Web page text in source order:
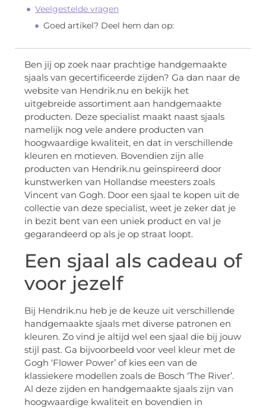
Veelgestelde vragen
Goed artikel? Deel hem dan op:
Ben jij op zoek naar prachtige handgemaakte
sjaals van gecertificeerde zijden? Ga dan naar de
website van Hendrik.nu en bekijk het
uitgebreide assortiment aan handgemaakte
producten. Deze specialist maakt naast sjaals
namelijk nog vele andere producten van
hoogwaardige kwaliteit, en dat in verschillende
kleuren en motieven. Bovendien zijn alle
producten van Hendrik.nu geïnspireerd door
kunstwerken van Hollandse meesters zoals
Vincent van Gogh. Door een sjaal te kopen uit de
collectie van deze specialist, weet je zeker dat je
in bezit bent van een uniek product en val je
gegarandeerd op als je op straat loopt.
Een sjaal als cadeau of
voor jezelf
Bij Hendrik.nu heb je de keuze uit verschillende
handgemaakte sjaals met diverse patronen en
kleuren. Zo vind je altijd wel een sjaal die bij jouw
stijl past. Ga bijvoorbeeld voor veel kleur met de
Gogh ‘Flower Power’ of kies een van de
klassiekere modellen zoals de Bosch ‘The River’.
Al deze zijden en handgemaakte sjaals zijn van
hoogwaardige kwaliteit en bovendien in